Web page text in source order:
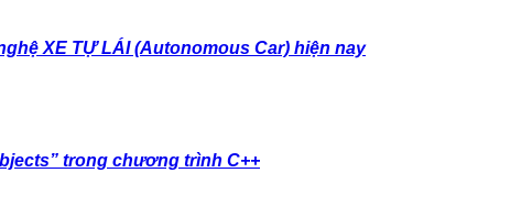
XE TỰ LÁI (Autonomous Car) hiện nay
trong chương trình C++